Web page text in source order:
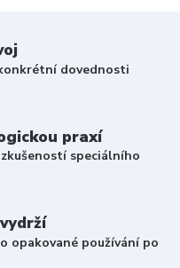
dovednosti
praxí
speciálního
opakované používání po